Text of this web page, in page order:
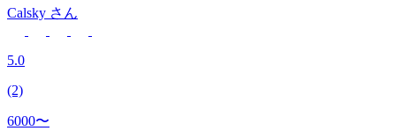
Calsky さん
5.0
(2)
6000〜